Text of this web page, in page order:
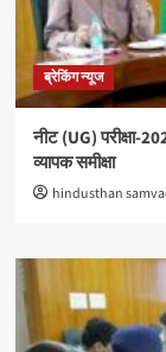
ब्रेकिंग न्यूज
नीट (UG) परीक्षा-
व्यापक समीक्षा
hindusthan